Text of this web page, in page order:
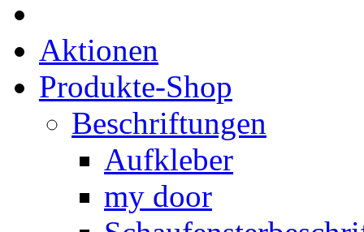
Aktionen
Produkte-Shop
Beschriftungen
Aufkleber
my door